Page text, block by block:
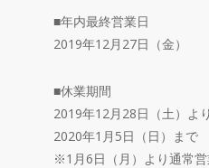
■年内最終営業日
2019年12月27日（金）
■休業期間
2019年12月28日（土）より
2020年1月5日（日）まで
※1月6日（月）より通常営